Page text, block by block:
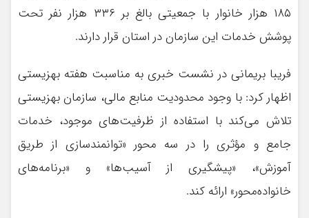
۱۸۵ هزار خانوار با جمعیتی بالغ بر ۳۳۶ هزار نفر تحت
پوشش خدمات این سازمان در استان قرار دارند.
فریبا بریمانی در نشست خبری به مناسبت هفته بهزیستی
اظهار کرد: با وجود محدودیت منابع مالی، سازمان بهزیستی
تلاش می‌کند با استفاده از ظرفیت‌های موجود، خدمات
جامع و مؤثری را در سه محور «توانمندسازی از طریق
آموزش»، «پیشگیری از آسیب‌ها» و «برنامه‌های
خانواده‌محور» ارائه کند.